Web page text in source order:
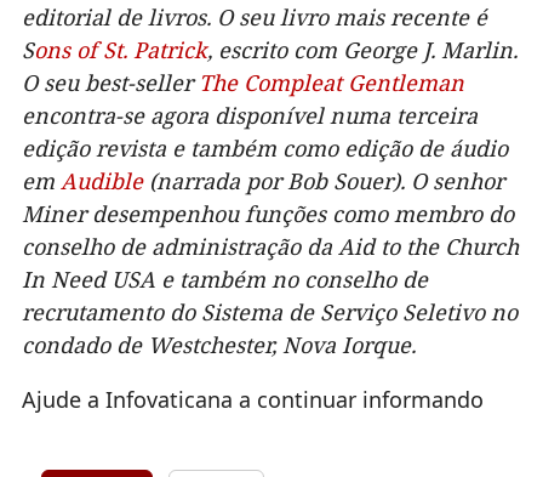
editorial de livros. O seu livro mais recente é
Sons of St. Patrick, escrito com George J. Marlin.
O seu best-seller The Compleat Gentleman
encontra-se agora disponível numa terceira
edição revista e também como edição de áudio
em Audible(narrada por Bob Souer). O senhor
Miner desempenhou funções como membro do
conselho de administração da Aid to the Church
In Need USA e também no conselho de
recrutamento do Sistema de Serviço Seletivo no
condado de Westchester, Nova Iorque.
Ajude a Infovaticana a continuar informando